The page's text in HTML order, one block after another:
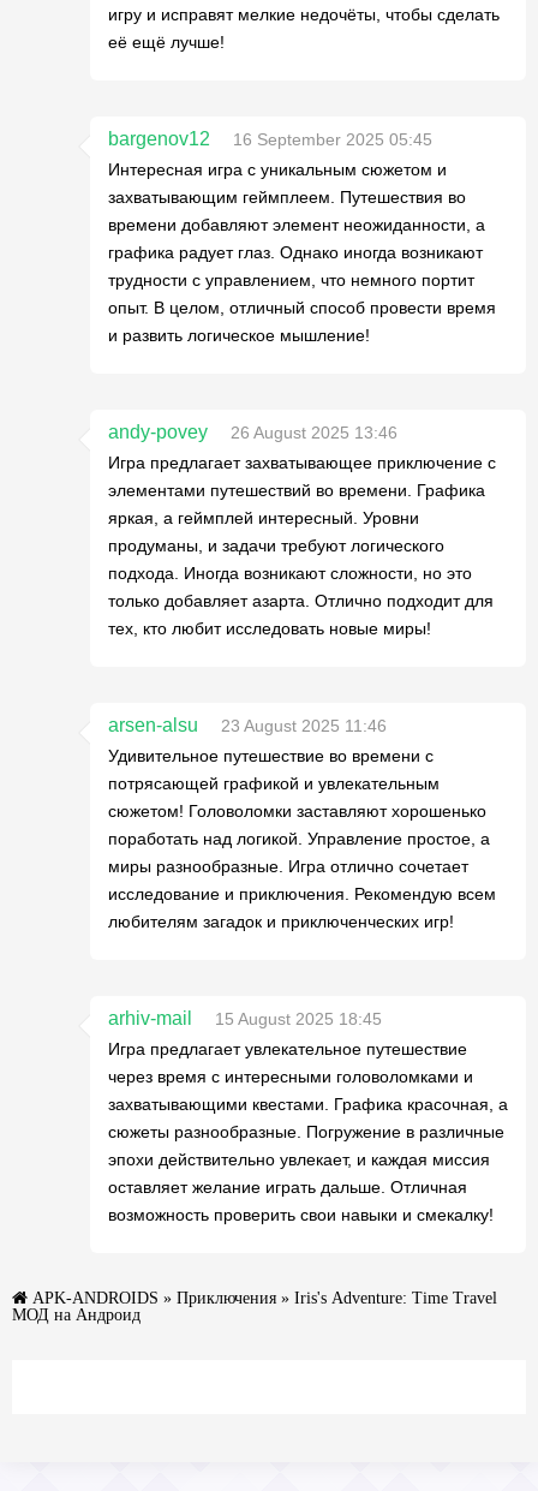
игру и исправят мелкие недочёты, чтобы сделать
её ещё лучше!
bargenov12
16 September 2025 05:45
Интересная игра с уникальным сюжетом и
захватывающим геймплеем. Путешествия во
времени добавляют элемент неожиданности, а
графика радует глаз. Однако иногда возникают
трудности с управлением, что немного портит
опыт. В целом, отличный способ провести время
и развить логическое мышление!
andy-povey
26 August 2025 13:46
Игра предлагает захватывающее приключение с
элементами путешествий во времени. Графика
яркая, а геймплей интересный. Уровни
продуманы, и задачи требуют логического
подхода. Иногда возникают сложности, но это
только добавляет азарта. Отлично подходит для
тех, кто любит исследовать новые миры!
arsen-alsu
23 August 2025 11:46
Удивительное путешествие во времени с
потрясающей графикой и увлекательным
сюжетом! Головоломки заставляют хорошенько
поработать над логикой. Управление простое, а
миры разнообразные. Игра отлично сочетает
исследование и приключения. Рекомендую всем
любителям загадок и приключенческих игр!
arhiv-mail
15 August 2025 18:45
Игра предлагает увлекательное путешествие
через время с интересными головоломками и
захватывающими квестами. Графика красочная, а
сюжеты разнообразные. Погружение в различные
эпохи действительно увлекает, и каждая миссия
оставляет желание играть дальше. Отличная
возможность проверить свои навыки и смекалку!
APK-ANDROIDS » Приключения » Iris's Adventure: Time Travel
МОД на Андроид